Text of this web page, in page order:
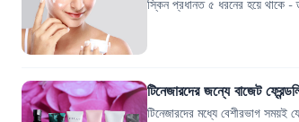
স্কিন প্রধানত ৫ ধরনের হয়ে থাকে -
টিনেজারদের জন্যে বাজেট
টিনেজারদের মধ্যে বেশীরভাগ সময়ই